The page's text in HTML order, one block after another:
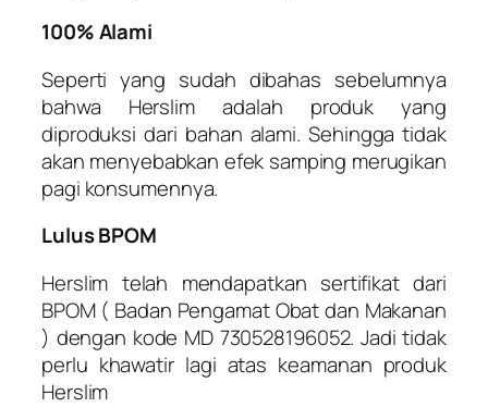
100% Alami
Seperti yang sudah dibahas sebelumnya
bahwa Herslim adalah produk yang
diproduksi dari bahan alami. Sehingga tidak
akan menyebabkan efek samping merugikan
pagi konsumennya.
Lulus BPOM
Herslim telah mendapatkan sertifikat dari
BPOM ( Badan Pengamat Obat dan Makanan
) dengan kode MD 730528196052. Jadi tidak
perlu khawatir lagi atas keamanan produk
Herslim